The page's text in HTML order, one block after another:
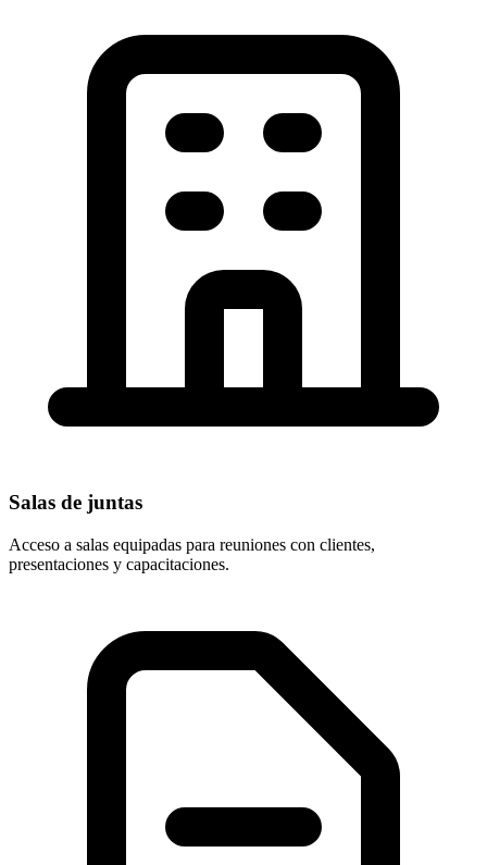
Salas de juntas
Acceso a salas equipadas para reuniones con clientes,
presentaciones y capacitaciones.